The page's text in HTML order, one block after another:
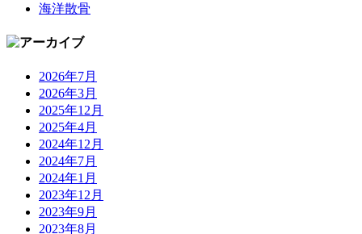
海洋散骨
2026年7月
2026年3月
2025年12月
2025年4月
2024年12月
2024年7月
2024年1月
2023年12月
2023年9月
2023年8月